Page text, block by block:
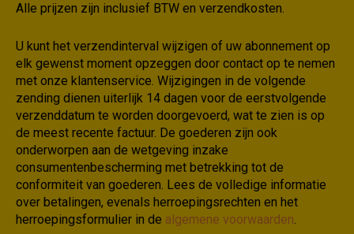
Alle prijzen zijn inclusief BTW en verzendkosten.
U kunt het verzendinterval wijzigen of uw abonnement op
elk gewenst moment opzeggen door contact op te nemen
met onze klantenservice. Wijzigingen in de volgende
zending dienen uiterlijk 14 dagen voor de eerstvolgende
verzenddatum te worden doorgevoerd, wat te zien is op
de meest recente factuur. De goederen zijn ook
onderworpen aan de wetgeving inzake
consumentenbescherming met betrekking tot de
conformiteit van goederen. Lees de volledige informatie
over betalingen, evenals herroepingsrechten en het
herroepingsformulier in de algemene voorwaarden